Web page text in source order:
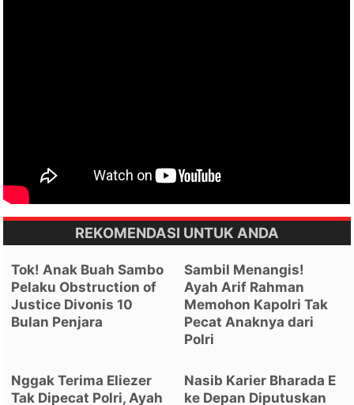
REKOMENDASI UNTUK ANDA
Tok! Anak Buah Sambo
Pelaku Obstruction of
Justice Divonis 10
Bulan Penjara
Sambil Menangis!
Ayah Arif Rahman
Memohon Kapolri Tak
Pecat Anaknya dari
Polri
Nggak Terima Eliezer
Tak Dipecat Polri, Ayah
Nasib Karier Bharada E
ke Depan Diputuskan